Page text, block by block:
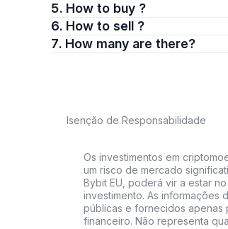
5. How to buy ?
6. How to sell ?
7. How many are there?
Isenção de Responsabilidade
Os investimentos em
um risco de mercado
Bybit EU, poderá vir a estar
investimento. As
públicas e fornecidos apenas
financeiro. Não representa